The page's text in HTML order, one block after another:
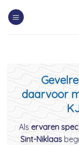
daarvoor
Als ervaren
Sint-Niklaas